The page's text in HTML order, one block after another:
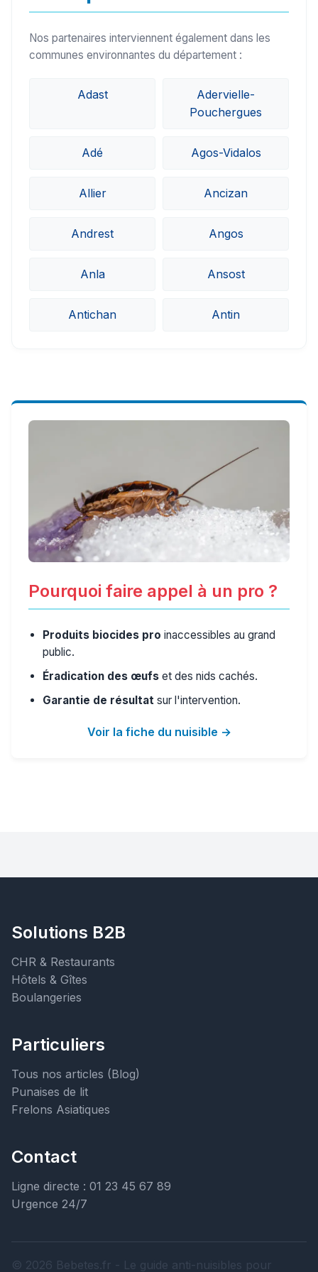
Nos partenaires interviennent également dans les
communes environnantes du département :
Adast
Adervielle-
Pouchergues
Adé Agos-Vidalos
Allier Ancizan
Andrest Angos
Anla Ansost
Antichan Antin
Pourquoi faire appel à un pro ?
Produits biocides pro inaccessibles au grand
public.
Éradication des œufs et des nids cachés.
Garantie de résultat sur l'intervention.
Voir la fiche du nuisible →
Solutions B2B
CHR & Restaurants
Hôtels & Gîtes
Boulangeries
Particuliers
Tous nos articles (Blog)
Punaises de lit
Frelons Asiatiques
Contact
Ligne directe : 01 23 45 67 89
Urgence 24/7
© 2026 Bebetes.fr - Le guide anti-nuisibles pour